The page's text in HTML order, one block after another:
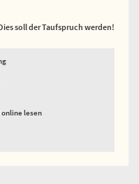
soll der Taufspruch werden!
online lesen